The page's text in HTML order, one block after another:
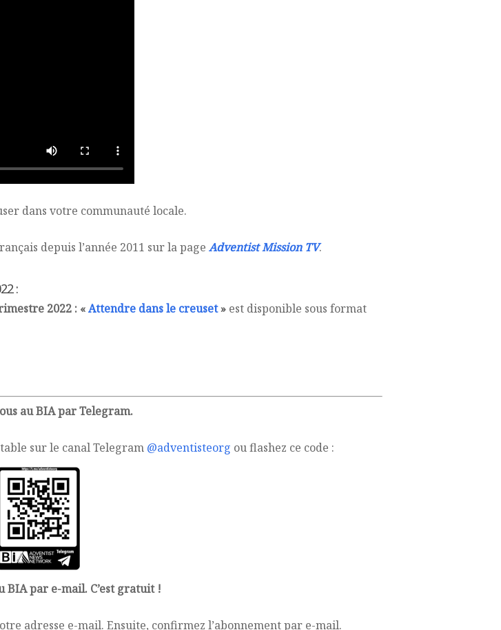
dans votre communauté locale.
depuis l’année 2011 sur la page Adventist Mission TV.
:
2022 : «Attendre dans le creuset» est disponible sous format
au BIA par Telegram.
sur le canal Telegram @adventisteorg ou flashez ce code :
BIA par e-mail. C’est gratuit !
adresse e-mail. Ensuite, confirmez l’abonnement par e-mail.